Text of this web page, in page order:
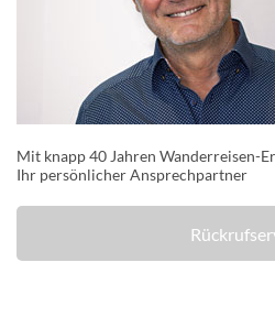
Mit knapp 40 Jahren Wanderreisen-
Ihr persönlicher Ansprechpartner